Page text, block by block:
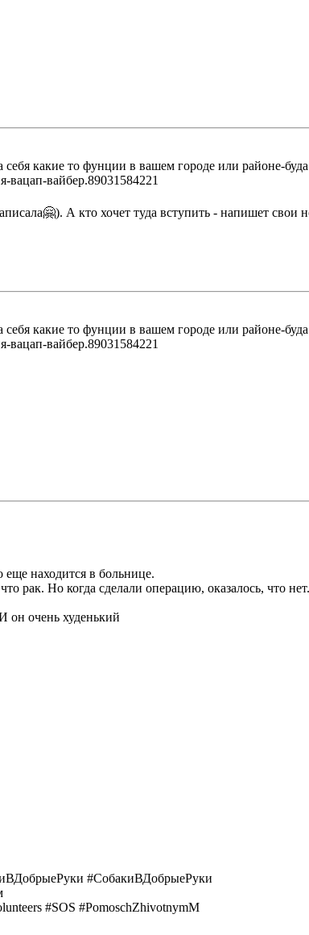
какие то фунции в вашем городе или районе-
вацап-вайбер.89031584221
А кто хочет туда вступить - напишет свои
какие то фунции в вашем городе или районе-
вацап-вайбер.89031584221
находится в больнице.
рак. Но когда сделали операцию, оказалось, что
он очень худенький
#СобакиВДобрыеРуки
#SOS #PоmoschZhivotnymМ